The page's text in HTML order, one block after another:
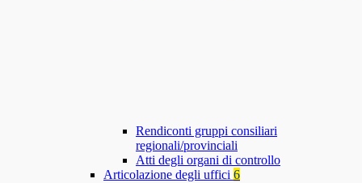
Rendiconti gruppi consiliari
regionali/provinciali
Atti degli organi di controllo
Articolazione degli uffici 6